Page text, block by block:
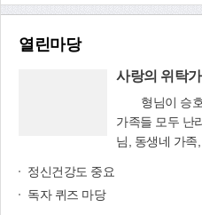
를 만들기 위해
다.그런 뜻에
구절을 인용해
대년(小知不及
혜로는 큰 지혜
고는 오래 삶을
는 이야기입니
1층에 165㎡ 규
실, 인터넷열
와 일반도서
며, 올해 말까지
오전 9시부터
오후 5시까지
및 공휴일에는
열린마당
사랑의 위탁
가족들 모두 난
님, 동생네 가족
정신건강도 중요
독자 퀴즈 마당